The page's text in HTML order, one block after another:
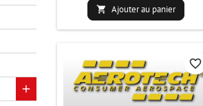
 Ajouter au panier
favorite_border